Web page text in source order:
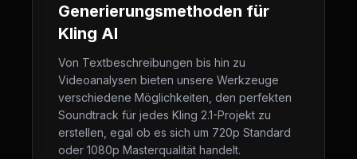
Generierungsmethoden für
Kling AI
Von Textbeschreibungen bis hin zu
Videoanalysen bieten unsere Werkzeuge
verschiedene Möglichkeiten, den perfekten
Soundtrack für jedes Kling 2.1-Projekt zu
erstellen, egal ob es sich um 720p Standard
oder 1080p Masterqualität handelt.